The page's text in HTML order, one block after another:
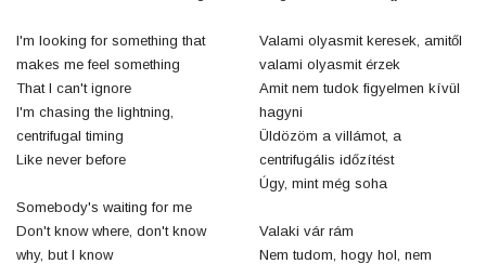
I'm looking for something that
makes me feel something
That I can't ignore
I'm chasing the lightning,
centrifugal timing
Like never before
Somebody's waiting for me
Don't know where, don't know
why, but I know
Valami olyasmit keresek, amitől
valami olyasmit érzek
Amit nem tudok figyelmen kívül
hagyni
Üldözöm a villámot, a
centrifugális időzítést
Úgy, mint még soha
Valaki vár rám
Nem tudom, hogy hol, nem